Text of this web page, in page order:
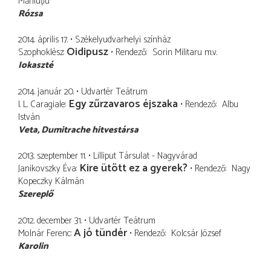
Rózsa
2014. április 17. Székelyudvarhelyi színház
Szophoklész Oidipusz Rendező Sorin Militaru m.v.
Iokaszté
2014. január 20. Udvartér Teátrum
I. L. Caragiale Egy zűrzavaros éjszaka Rendező Albu
István
Veta Dumitrache hitvestársa
2013. szeptember 11. Lilliput Társulat - Nagyvárad
Janikovszky Éva Kire ütött ez a gyerek? Rendező Nagy
Kopeczky Kálmán
Szereplő
2012. december 31. Udvartér Teátrum
Molnár Ferenc A jó tündér Rendező Kolcsár József
Karolin